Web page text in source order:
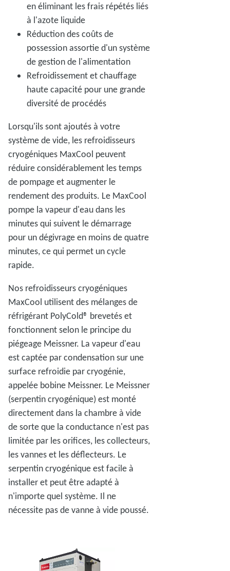
en éliminant les frais répétés liés
à l'azote liquide
Réduction des coûts de
possession assortie d'un système
de gestion de l'alimentation
Refroidissement et chauffage
haute capacité pour une grande
diversité de procédés
Lorsqu'ils sont ajoutés à votre
système de vide, les refroidisseurs
cryogéniques MaxCool peuvent
réduire considérablement les temps
de pompage et augmenter le
rendement des produits. Le MaxCool
pompe la vapeur d'eau dans les
minutes qui suivent le démarrage
pour un dégivrage en moins de quatre
minutes, ce qui permet un cycle
rapide.
Nos refroidisseurs cryogéniques
MaxCool utilisent des mélanges de
réfrigérant PolyCold® brevetés et
fonctionnent selon le principe du
piégeage Meissner. La vapeur d'eau
est captée par condensation sur une
surface refroidie par cryogénie,
appelée bobine Meissner. Le Meissner
(serpentin cryogénique) est monté
directement dans la chambre à vide
de sorte que la conductance n'est pas
limitée par les orifices, les collecteurs,
les vannes et les déflecteurs. Le
serpentin cryogénique est facile à
installer et peut être adapté à
n'importe quel système. Il ne
nécessite pas de vanne à vide poussé.